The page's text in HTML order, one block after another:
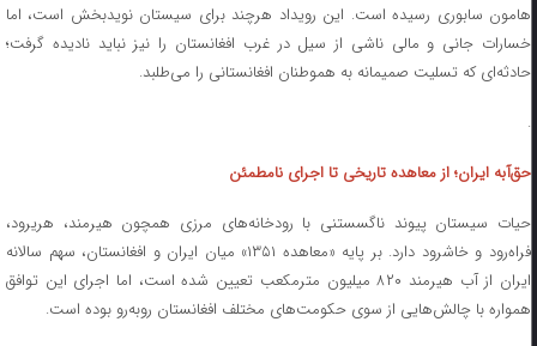
هامون سابوری رسیده است. این رویداد هرچند برای سیستان نویدبخش است، اما
خسارات جانی و مالی ناشی از سیل در غرب افغانستان را نیز نباید نادیده گرفت؛
حادثه‌ای که تسلیت صمیمانه به هموطنان افغانستانی را می‌طلبد.
حق‌آبه ایران؛ از معاهده تاریخی تا اجرای نامطمئن
حیات سیستان پیوند ناگسستنی با رودخانه‌های مرزی همچون هیرمند، هریرود،
فراه‌رود و خاشرود دارد. بر پایه «معاهده ۱۳۵۱» میان ایران و افغانستان، سهم سالانه
ایران از آب هیرمند ۸۲۰ میلیون مترمکعب تعیین شده است، اما اجرای این توافق
همواره با چالش‌هایی از سوی حکومت‌های مختلف افغانستان روبه‌رو بوده است.